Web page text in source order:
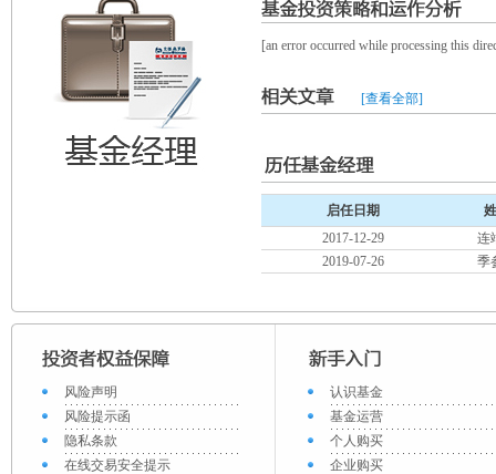
[an error occurred while processing this
[查看全部]
启任日期
2017-12-29
连
2019-07-26
季
风险声明
风险提示函
隐私条款
在线交易安全提示
认识基金
基金运营
个人购买
企业购买